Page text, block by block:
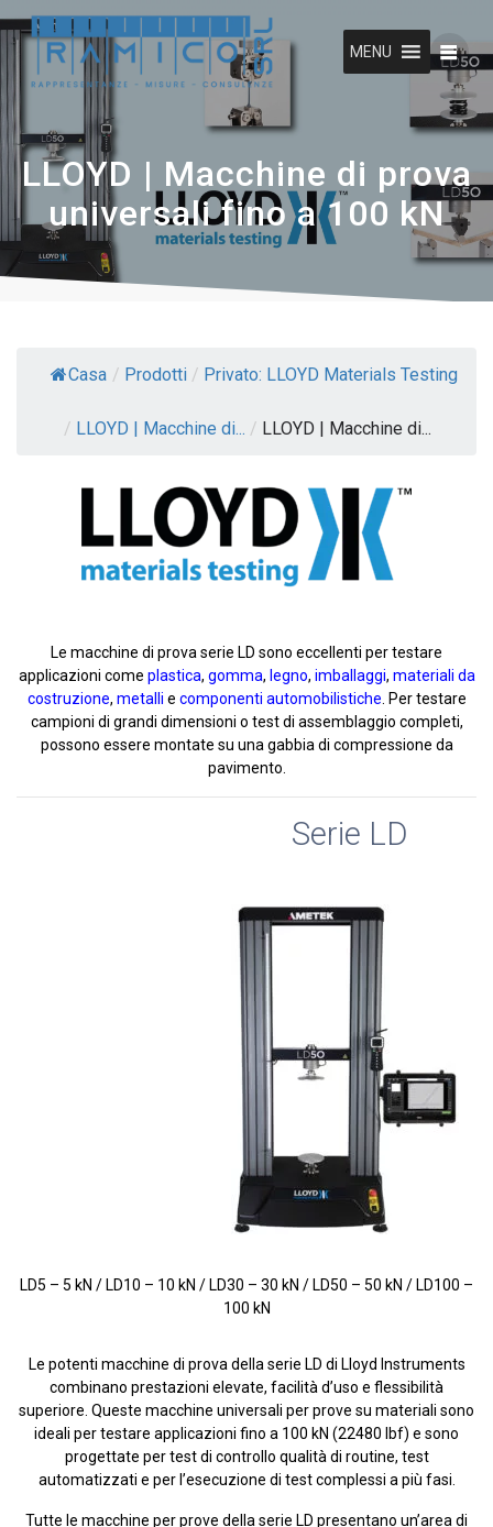
al
contenuto
MENU
LLOYD | Macchine di prova
universali fino a 100 kN
Casa / Prodotti / Privato: LLOYD Materials Testing
/ LLOYD | Macchine di... / LLOYD | Macchine di...
Le macchine di prova serie LD sono eccellenti per testare
applicazioni come plastica, gomma, legno, imballaggi, materiali da
costruzione, metalli e componenti automobilistiche . Per testare
campioni di grandi dimensioni o test di assemblaggio completi,
possono essere montate su una gabbia di compressione da
pavimento.
Serie LD
LD5 – 5 kN / LD10 – 10 kN / LD30 – 30 kN / LD50 – 50 kN / LD100 –
100 kN
Le potenti macchine di prova della serie LD di Lloyd Instruments
combinano prestazioni elevate, facilità d’uso e flessibilità
superiore. Queste macchine universali per prove su materiali sono
ideali per testare applicazioni fino a 100 kN (22480 lbf) e sono
progettate per test di controllo qualità di routine, test
automatizzati e per l’esecuzione di test complessi a più fasi.
Tutte le macchine per prove della serie LD presentano un’area di